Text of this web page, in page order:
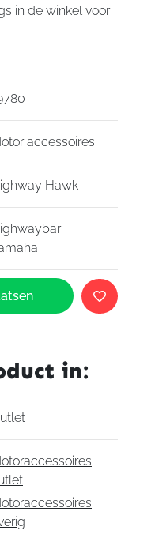
in de winkel voor
accessoires
Hawk
in: